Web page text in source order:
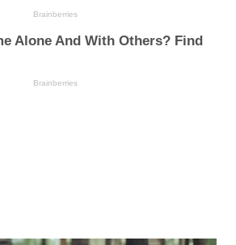
Brainberries
Alone And With Others? Find
Brainberries